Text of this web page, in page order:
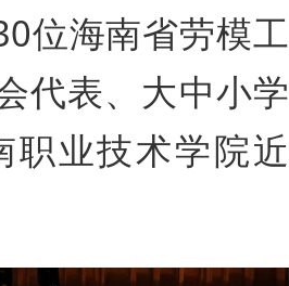
位海南省劳模工
代表、大中小学
职业技术学院近